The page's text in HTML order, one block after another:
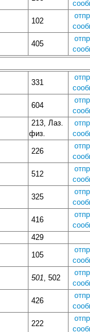
102
405
331
604
213, Лаз.
физ.
226
512
325
416
429
105
501, 502
426
222